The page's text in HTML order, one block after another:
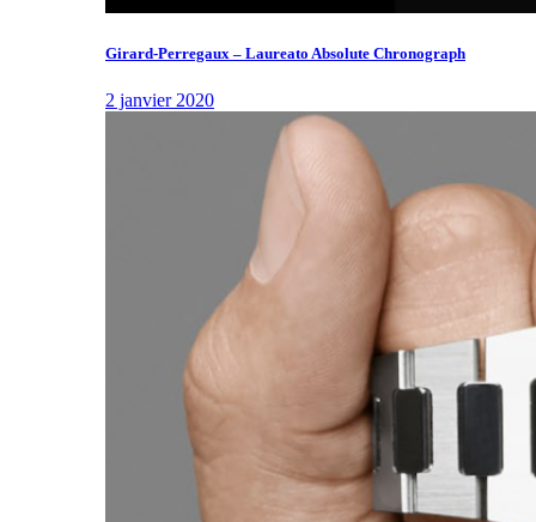
Girard-Perregaux – Laureato Absolute Chronograph
2 janvier 2020